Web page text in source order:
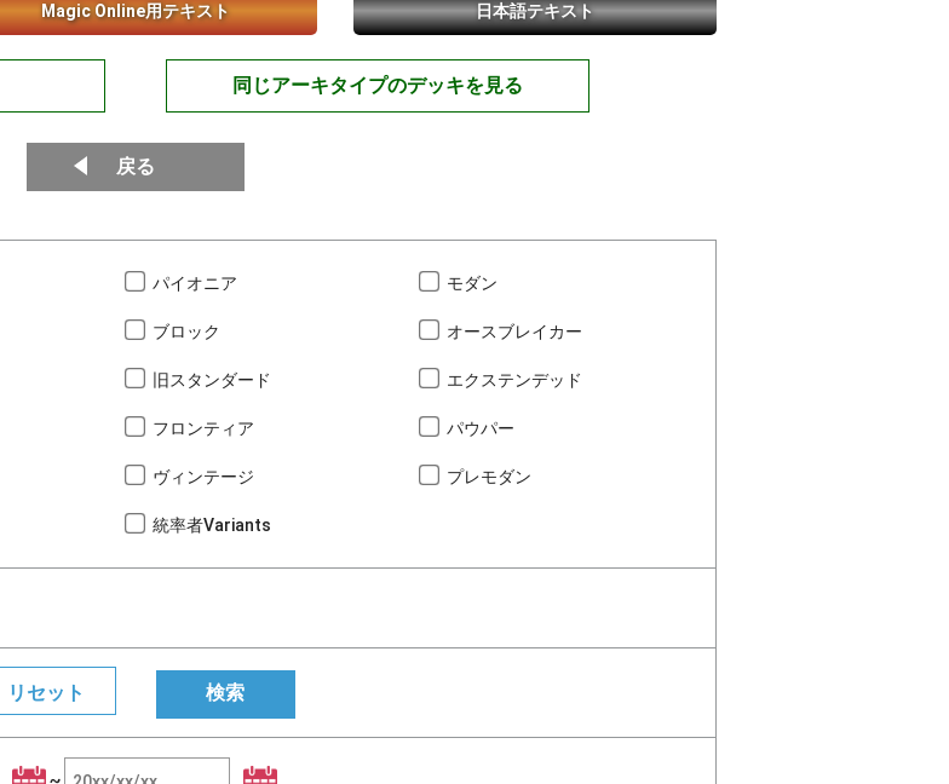
Magic Online用テキスト 日本語テキスト
同じアーキタイプのデッキを見る
戻る
パイオニア モダン
ブロック オースブレイカー
旧スタンダード エクステンデッド
フロンティア パウパー
ヴィンテージ プレモダン
統率者Variants
~